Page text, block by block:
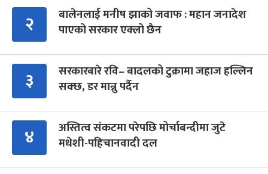
२
बालेनलाई मनीष झाको जवाफ : महान जनादेश
पाएको सरकार एक्लो छैन
३
सरकारबारे रवि– बादलको टुक्रामा जहाज हल्लिन
सक्छ, डर मान्नु पर्दैन
४
अस्तित्व संकटमा परेपछि मोर्चाबन्दीमा जुटे
मधेशी-पहिचानवादी दल